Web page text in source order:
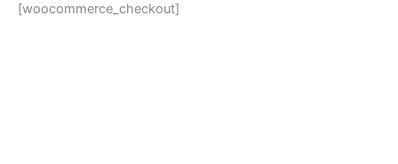
[woocommerce_checkout]